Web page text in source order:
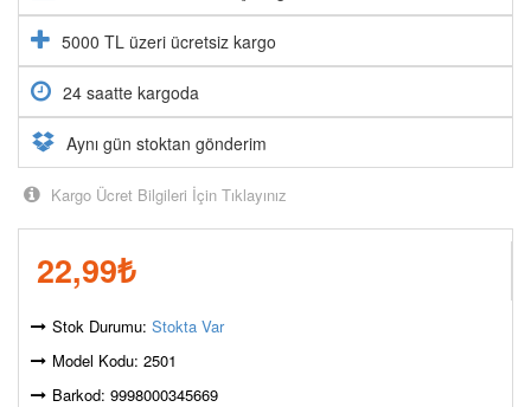
5000 TL üzeri ücretsiz kargo
24 saatte kargoda
Aynı gün stoktan gönderim
Kargo Ücret Bilgileri İçin Tıklayınız
22,99₺
Stok Durumu: Stokta Var
Model Kodu: 2501
Barkod: 9998000345669